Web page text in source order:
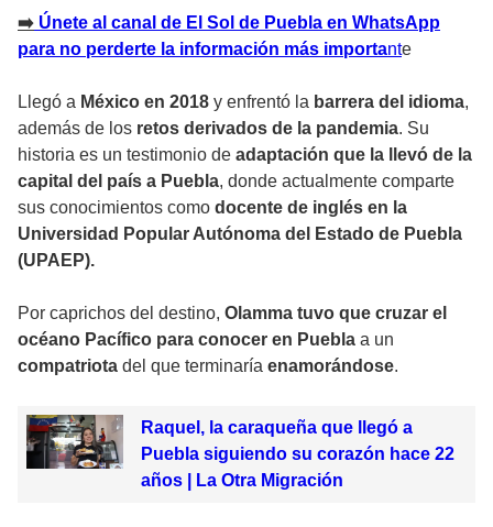
➡ ️ Únete al canal de El Sol de Puebla en WhatsApp
para no perderte la información más importante
Llegó a México en 2018 y enfrentó la barrera del idioma,
además de los retos derivados de la pandemia. Su
historia es un testimonio de adaptación que la llevó de la
capital del país a Puebla, donde actualmente comparte
sus conocimientos como docente de inglés en la
Universidad Popular Autónoma del Estado de Puebla
(UPAEP).
Por caprichos del destino, Olamma tuvo que cruzar el
océano Pacífico para conocer en Puebla a un
compatriota del que terminaría enamorándose.
Raquel, la caraqueña que llegó a
Puebla siguiendo su corazón hace 22
años | La Otra Migración